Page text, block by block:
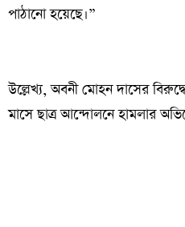
পাঠানো হয়েছে।”
উল্লেখ্য, অবনী মোহন দাসের
মাসে ছাত্র আন্দোলনে হামলার